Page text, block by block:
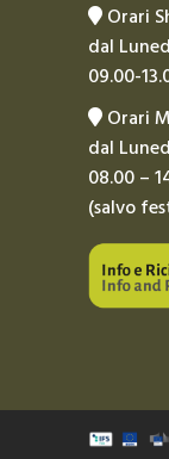
Orari
dal
09.00-
Orari
dal
08.00 –
(salvo